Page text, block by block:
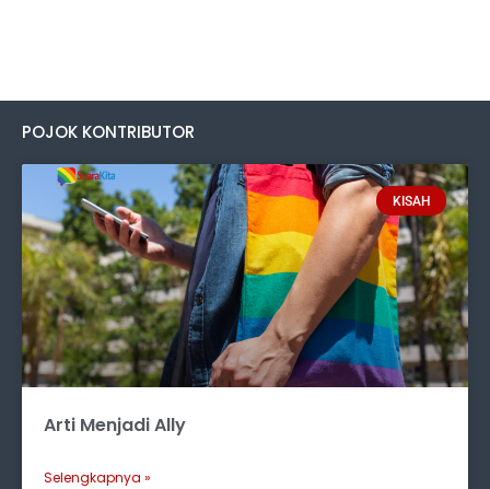
POJOK KONTRIBUTOR
KISAH
Arti Menjadi Ally
Selengkapnya »